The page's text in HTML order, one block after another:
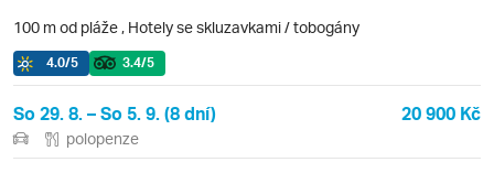
100 m od pláže , Hotely se skluzavkami / tobogány
4.0/5 3.4/5
So 29. 8. – So 5. 9. (8 dní) 20 900 Kč
polopenze